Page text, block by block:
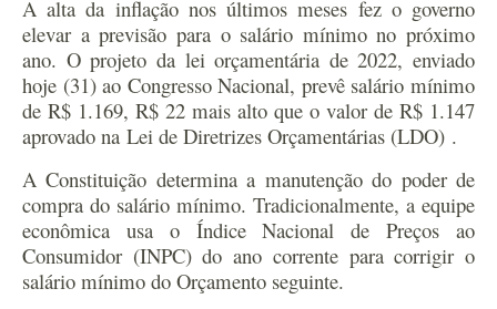
A alta da inflação nos últimos meses fez o governo
elevar a previsão para o salário mínimo no próximo
ano. O projeto da lei orçamentária de 2022, enviado
hoje (31) ao Congresso Nacional, prevê salário mínimo
de R$ 1.169, R$ 22 mais alto que o valor de R$ 1.147
aprovado na Lei de Diretrizes Orçamentárias (LDO) .
A Constituição determina a manutenção do poder de
compra do salário mínimo. Tradicionalmente, a equipe
econômica usa o Índice Nacional de Preços ao
Consumidor (INPC) do ano corrente para corrigir o
salário mínimo do Orçamento seguinte.